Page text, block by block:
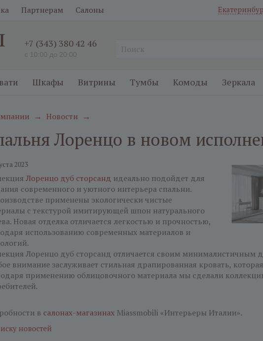
Партнерам Салоны
+7 (343) 380 42 46
с 10:00 до 20:00
Шкафы Витрины Тумбы Комоды Зеркала
→ Новости →
Лоренцо в новом
2023
Лоренцо дуб cторсанд идеально подойдет для
современного и уютного интерьера спальни.
применены экологически чистые
с текстурой имитирующей шпон натурального
Новая отделка отличается легкостью и прочностью,
использованию современных материалов и
Лоренцо дуб cторсанд отличается своим минималистичным
внимание заслуживает стильная драпированная кровать,
применению облицовочного материала мы сделали
в салонах-магазинах Miassmobili «Интерьеры Италии».
новостей